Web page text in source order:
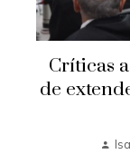
Críticas
de